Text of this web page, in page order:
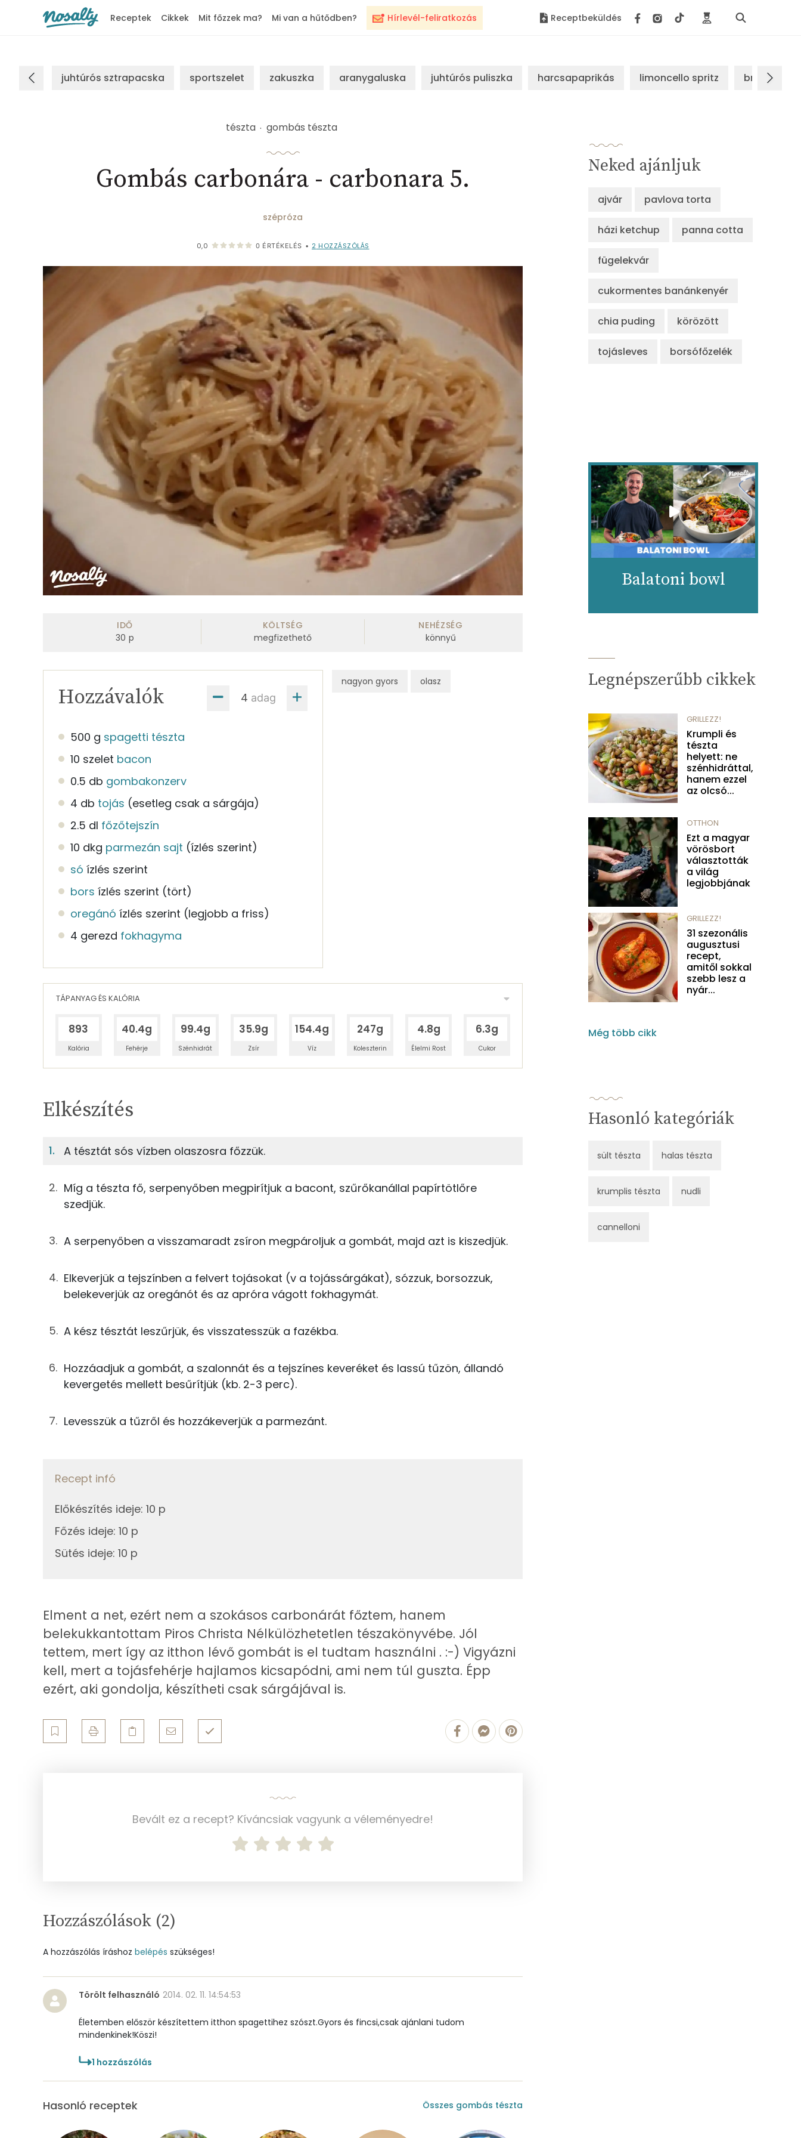
Hírlevél-feliratkozás
Receptek Cikkek Mit főzzek ma? Mi van a hűtődben? Receptbeküldés
juhtúrós sztrapacska sportszelet zakuszka aranygaluska juhtúrós puliszka harcsapaprikás limoncello spritz brassói
tészta gombás tészta
Gombás carbonára - carbonara 5.
szépróza
0,0 0 ÉRTÉKELÉS • 2 HOZZÁSZÓLÁS
IDŐ
30 p
KÖLTSÉG
megfizethető
NEHÉZSÉG
könnyű
adag
Hozzávalók
500 g spagetti tészta
10 szelet bacon
0.5 db gombakonzerv
4 db tojás (esetleg csak a sárgája)
2.5 dl főzőtejszín
10 dkg parmezán sajt (ízlés szerint)
só ízlés szerint
bors ízlés szerint (tört)
oregánó ízlés szerint (legjobb a friss)
4 gerezd fokhagyma
nagyon gyors olasz
TÁPANYAG ÉS KALÓRIA
893
Kalória
40.4g
Fehérje
99.4g
Szénhidrát
35.9g
Zsír
154.4g
Víz
247g
Koleszterin
4.8g
Élelmi Rost
6.3g
Cukor
43gbacon
63g főzőtejszín
82 kcal
0gsó
0gbors
0 kcal
0g oregánó
3g fokhagyma
TÁPANYAGTARTALOM
Nátrium
Kálcium
Kolin:
Niacin - B3 vitamin:
C vitamin:
Egyszeresen telítetlen zsírsav:
Ásványi anyagok
Összesen
2145.7 g
Cink
Szelén
115 mg
Mangán
Szénhidrát
Összesen
99.4 g
Élelmi rost
Összesen 154.4 g
Elkészítés
A tésztát sós vízben olaszosra főzzük.
Míg a tészta fő, serpenyőben megpirítjuk a bacont, szűrőkanállal papírtötlőre
szedjük.
A serpenyőben a visszamaradt zsíron megpároljuk a gombát, majd azt is kiszedjük.
Elkeverjük a tejszínben a felvert tojásokat (v a tojássárgákat), sózzuk, borsozzuk,
belekeverjük az oregánót és az apróra vágott fokhagymát.
A kész tésztát leszűrjük, és visszatesszük a fazékba.
Hozzáadjuk a gombát, a szalonnát és a tejszínes keveréket és lassú tűzön, állandó
kevergetés mellett besűrítjük (kb. 2-3 perc).
Levesszük a tűzről és hozzákeverjük a parmezánt.
Recept infó
Előkészítés ideje: 10 p
Főzés ideje: 10 p
Sütés ideje: 10 p
Elment a net, ezért nem a szokásos carbonárát főztem, hanem
belekukkantottam Piros Christa Nélkülözhetetlen tészakönyvébe. Jól
tettem, mert így az itthon lévő gombát is el tudtam használni . :-) Vigyázni
kell, mert a tojásfehérje hajlamos kicsapódni, ami nem túl guszta. Épp
ezért, aki gondolja, készítheti csak sárgájával is.
Bevált ez a recept? Kíváncsiak vagyunk a véleményedre!
Hozzászólások (2)
A hozzászólás íráshoz belépés szükséges!
Törölt felhasználó 2014. 02. 11. 14:54:53
Életemben először készítettem itthon spagettihez szószt.Gyors és fincsi,csak ajánlani tudom
mindenkinek!Köszi!
1 hozzászólás
Hasonló receptek Összes gombás tészta
Neked ajánljuk
ajvár pavlova torta
házi ketchup panna cotta
fügelekvár
cukormentes banánkenyér
chia puding körözött
tojásleves borsófőzelék
Balatoni bowl
Legnépszerűbb cikkek
GRILLEZZ!
Krumpli és
tészta
helyett: ne
szénhidráttal,
hanem ezzel
az olcsó...
OTTHON
Ezt a magyar
vörösbort
választották
a világ
legjobbjának
GRILLEZZ!
31 szezonális
augusztusi
recept,
amitől sokkal
szebb lesz a
nyár...
Még több cikk
Hasonló kategóriák
sült tészta halas tészta
krumplis tészta nudli
cannelloni